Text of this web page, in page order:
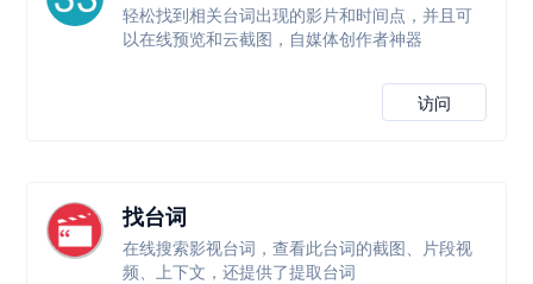
轻松找到相关台词出现的影片和时间点，并且可
以在线预览和云截图，自媒体创作者神器
访问
找台词
在线搜索影视台词，查看此台词的截图、片段视
频、上下文，还提供了提取台词